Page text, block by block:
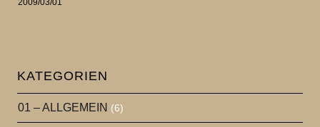
2009/03/01
KATEGORIEN
01 – ALLGEMEIN (6)